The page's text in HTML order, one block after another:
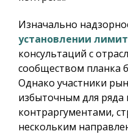
Изначально
установлении
консультаций с
сообществом планка
Однако участники
избыточным для ряда
контраргументами,
нескольким